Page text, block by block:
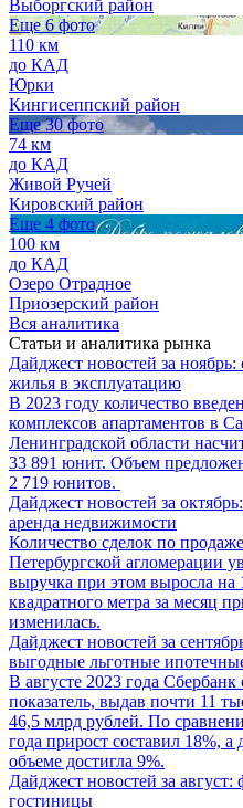
Выборгский район
Еще 6 фото
110 км
до КАД
Юрки
Кингисеппский район
Еще 30 фото
74 км
до КАД
Живой Ручей
Кировский район
Еще 4 фото
100 км
до КАД
Озеро Отрадное
Приозерский район
Вся аналитика
Статьи и аналитика рынка
Дайджест новостей за
жилья в эксплуатацию
В 2023 году количество
комплексов апартаментов в
Ленинградской области
33 891 юнит. Объем
2 719 юнитов.
Дайджест новостей за
аренда недвижимости
Количество сделок по
Петербургской агломерации
выручка при этом выросла на
квадратного метра за месяц
изменилась.
Дайджест новостей за
выгодные льготные
В августе 2023 года
показатель, выдав почти 11
46,5 млрд рублей. По
года прирост составил 18%,
объеме достигла 9%.
Дайджест новостей за
гостиницы